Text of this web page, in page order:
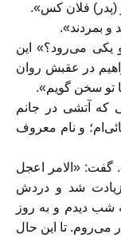
(پدر) فلان کس».
بمردند».
يکی می‌رود؟» اين
در عقبش روان
تو سخن گويم».
که آتشی در جانم
و نام معروف
گفت: «الامر اعجل
زيادت شد و دردش
شب ديدم و به روز
می‌روم. تا اين حال